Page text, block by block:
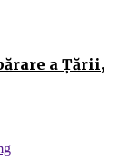
a Ţării,